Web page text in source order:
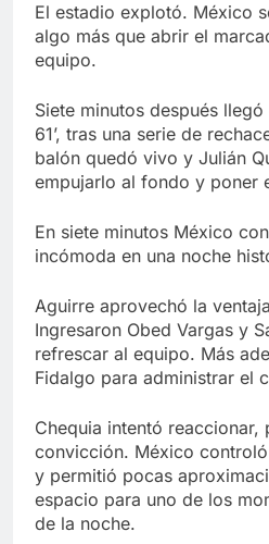
El estadio explotó. México
algo más que abrir el
equipo.
Siete minutos después
61’, tras una serie de
balón quedó vivo y Julián
empujarlo al fondo y poner
En siete minutos México
incómoda en una noche
Aguirre aprovechó la
Ingresaron Obed Vargas y
refrescar al equipo. Más
Fidalgo para administrar el
Chequia intentó reaccionar,
convicción. México
y permitió pocas
espacio para uno de los
de la noche.